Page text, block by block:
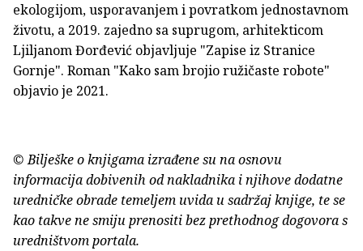
ekologijom, usporavanjem i povratkom jednostavnom
životu, a 2019. zajedno sa suprugom, arhitekticom
Ljiljanom Đorđević objavljuje "Zapise iz Stranice
Gornje". Roman "Kako sam brojio ružičaste robote"
objavio je 2021.
© Bilješke o knjigama izrađene su na osnovu
informacija dobivenih od nakladnika i njihove dodatne
uredničke obrade temeljem uvida u sadržaj knjige, te se
kao takve ne smiju prenositi bez prethodnog dogovora s
uredništvom portala.